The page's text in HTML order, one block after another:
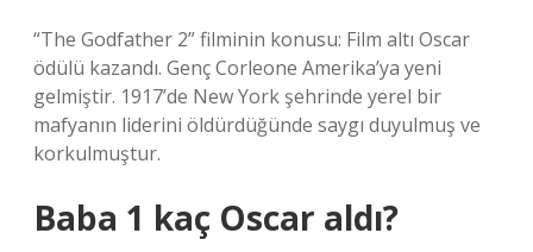
“The Godfather 2” filminin konusu: Film altı Oscar
ödülü kazandı. Genç Corleone Amerika’ya yeni
gelmiştir. 1917’de New York şehrinde yerel bir
mafyanın liderini öldürdüğünde saygı duyulmuş ve
korkulmuştur.
Baba 1 kaç Oscar aldı?